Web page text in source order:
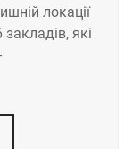
локації
які